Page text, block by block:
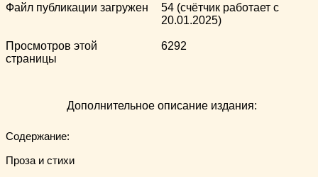
Файл публикации загружен
54 (счётчик работает с
20.01.2025)
Просмотров этой
страницы
6292
Дополнительное описание издания:
Содержание:
Проза и стихи